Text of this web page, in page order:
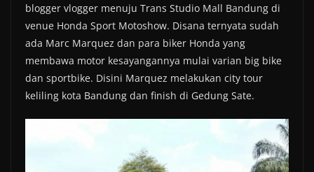
blogger vlogger menuju Trans Studio Mall Bandung di
venue Honda Sport Motoshow. Disana ternyata sudah
ada Marc Marquez dan para biker Honda yang
membawa motor kesayangannya mulai varian big bike
dan sportbike. Disini Marquez melakukan city tour
keliling kota Bandung dan finish di Gedung Sate.